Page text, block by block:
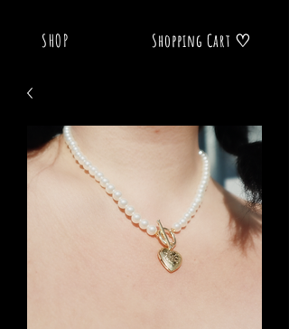
SHOP Shopping Cart ♡